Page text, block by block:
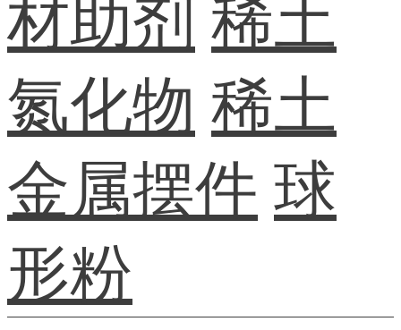
材助剂 稀土
氮化物 稀土
金属摆件 球
形粉